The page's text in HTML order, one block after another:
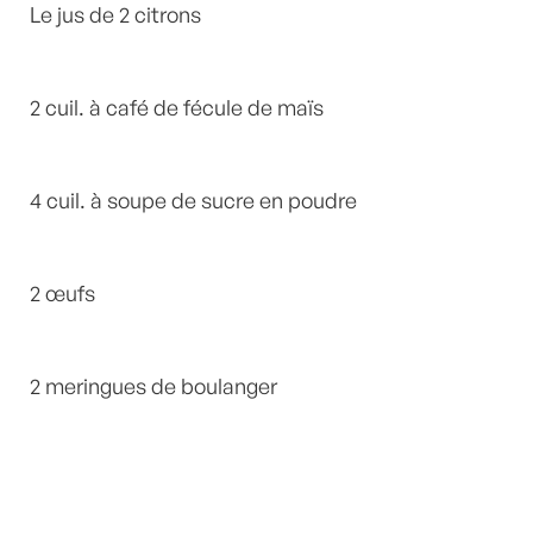
Le jus de 2 citrons
2 cuil. à café de fécule de maïs
4 cuil. à soupe de sucre en poudre
2 œufs
2 meringues de boulanger